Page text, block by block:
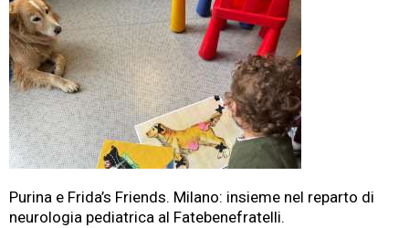
Purina e Frida’s Friends. Milano: insieme nel reparto di
neurologia pediatrica al Fatebenefratelli.